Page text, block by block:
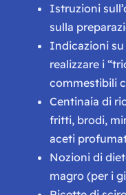
Istruzioni
sulla
Indicazioni
realizzare i
commestibili
Centinaia di
fritti, brodi,
aceti
Nozioni di
magro (per i